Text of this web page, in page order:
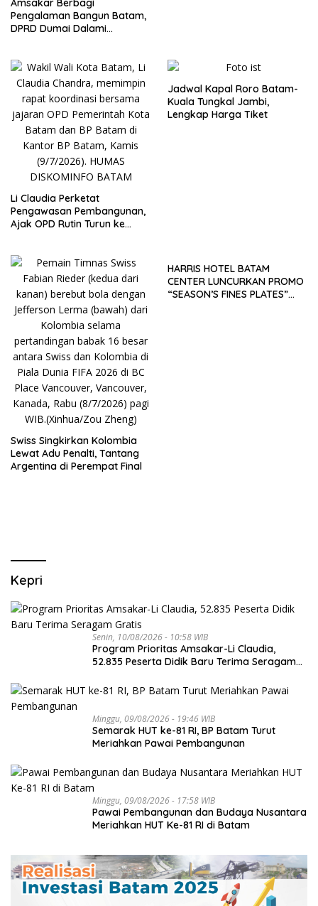
Amsakar Berbagi
Pengalaman Bangun Batam,
DPRD Dumai Dalami
Li Claudia Perketat
Pengawasan Pembangunan,
Ajak OPD Rutin Turun ke
Jadwal Kapal Roro Batam-
Kuala Tungkal Jambi,
Lengkap Harga Tiket
Swiss Singkirkan Kolombia
Lewat Adu Penalti, Tantang
Argentina di Perempat Final
HARRIS HOTEL BATAM
CENTER LUNCURKAN PROMO
“SEASON’S FINES PLATES”
Kepri
Senin, 10/08/2026 - 10:58 WIB
Program Prioritas Amsakar-Li Claudia,
52.835 Peserta Didik Baru Terima Seragam
Minggu, 09/08/2026 - 19:46 WIB
Semarak HUT ke-81 RI, BP Batam Turut
Meriahkan Pawai Pembangunan
Minggu, 09/08/2026 - 17:58 WIB
Pawai Pembangunan dan Budaya Nusantara
Meriahkan HUT Ke-81 RI di Batam